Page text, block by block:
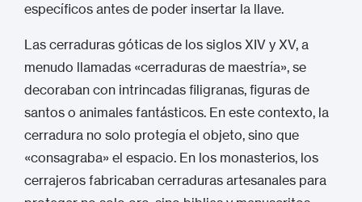
específicos antes de poder insertar la llave.
Las cerraduras góticas de los siglos XIV y XV, a
menudo llamadas «cerraduras de maestría», se
decoraban con intrincadas filigranas, figuras de
santos o animales fantásticos. En este contexto, la
cerradura no solo protegía el objeto, sino que
«consagraba» el espacio. En los monasterios, los
cerrajeros fabricaban cerraduras artesanales para